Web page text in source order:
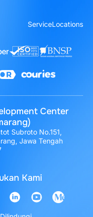
ServiceLocations
Center
Subroto No.151,
Jawa Tengah
Kami